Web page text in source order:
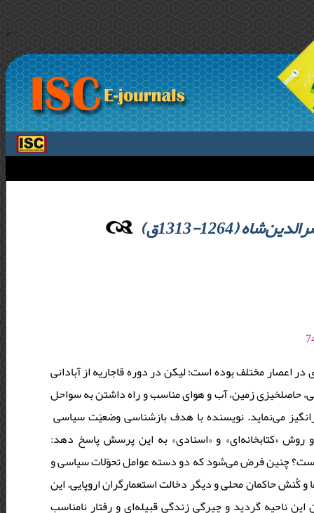
>
(1264-1313ق)
اعصار مختلف بوده است؛ لیکن در دوره قاجاریه از آبادانی
حاصلخیزی زمین، آب و هوای مناسب و راه داشتن به سواحل
می‌نماید. نویسنده با هدف بازشناسی وضعیّت سیاسی
روش «کتابخانه‌ای» و «اسنادی» به این پرسش پاسخ دهد:
است؟ چنین فرض می‌شود که دو دسته عوامل تحوّلات سیاسی و
کُنش حاکمان محلی و دیگر دخالت استعمارگران اروپایی. این
ناحیه گردید و چیرگی زندگی قبیله‌ای و رفتار نامناسب